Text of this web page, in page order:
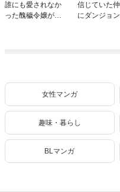
誰にも愛されなか
った醜穢令嬢が幸
信じていた
にダンジョ
界に復讐＆『
（２３）
女性マンガ
趣味・暮らし
BLマンガ